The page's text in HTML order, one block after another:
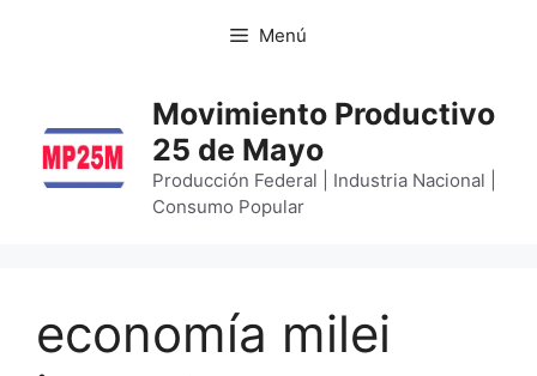
Menú
Movimiento Productivo
25 de Mayo
Producción Federal | Industria Nacional |
Consumo Popular
economía milei